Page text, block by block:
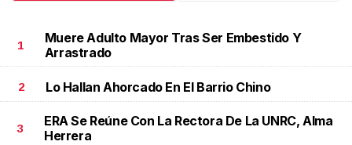
1
Muere Adulto Mayor Tras Ser Embestido Y
Arrastrado
2 Lo Hallan Ahorcado En El Barrio Chino
3
ERA Se Reúne Con La Rectora De La UNRC, Alma
Herrera